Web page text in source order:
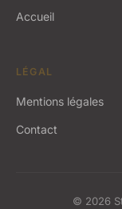
Accueil
LÉGAL
Mentions légales
Contact
© 2026